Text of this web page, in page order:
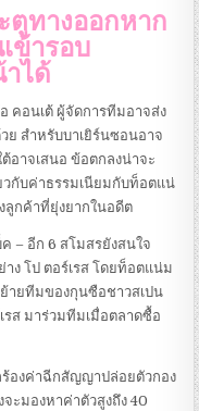
ตูทางออกหาก
ข้ารอบ
ได้
คอนเต้ ผู้จัดการทีมอาจส่ง
ย สําหรับบาเยิร์นซอนอาจ
อาจเสนอ ข้อตกลงน่าจะ
วกับค่าธรรมเนียมกับท็อตแน่
ลูกค้าที่ยุ่งยากในอดีต
ค – อีก 6 สโมสรยังสนใจ
ง โป ตอร์เรส โดยท็อตแน่ม
ายทีมของกุนซือชาวสเปน
รส มาร่วมทีมเมื่อตลาดซื้อ
ร้องค่าฉีกสัญญาปล่อยตัวกอง
ะมองหาค่าตัวสูงถึง 40